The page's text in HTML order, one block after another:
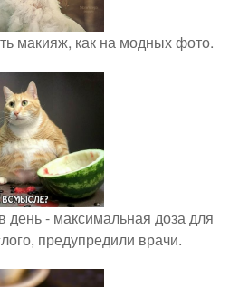
макияж, как на модных фото.
день - максимальная доза для
предупредили врачи.